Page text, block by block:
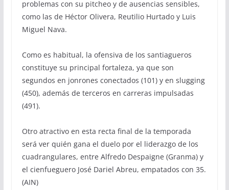
problemas con su pitcheo y de ausencias sensibles,
como las de Héctor Olivera, Reutilio Hurtado y Luis
Miguel Nava.
Como es habitual, la ofensiva de los santiagueros
constituye su principal fortaleza, ya que son
segundos en jonrones conectados (101) y en slugging
(450), además de terceros en carreras impulsadas
(491).
Otro atractivo en esta recta final de la temporada
será ver quién gana el duelo por el liderazgo de los
cuadrangulares, entre Alfredo Despaigne (Granma) y
el cienfueguero José Dariel Abreu, empatados con 35.
(AIN)